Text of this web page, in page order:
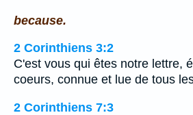
because.
2 Corinthiens 3:2
C'est vous qui êtes notre lettre,
coeurs, connue et lue de tous
2 Corinthiens 7:3